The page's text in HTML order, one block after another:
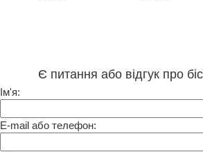
Є питання або відгук про
Ім'я:
E-mail або телефон: